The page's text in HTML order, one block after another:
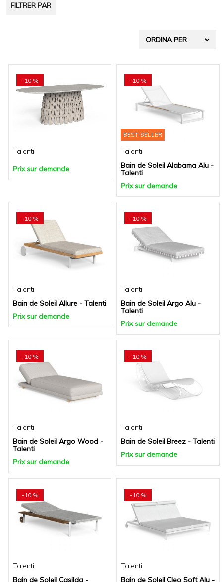
FILTRER PAR
-10 %
Talenti
Prix sur demande
-10 %
BEST-SELLER
Talenti
Bain de Soleil Alabama Alu -
Talenti
Prix sur demande
-10 %
Talenti
Bain de Soleil Allure - Talenti
Prix sur demande
-10 %
Talenti
Bain de Soleil Argo Alu -
Talenti
Prix sur demande
-10 %
Talenti
Bain de Soleil Argo Wood -
Talenti
Prix sur demande
-10 %
Talenti
Bain de Soleil Breez - Talenti
Prix sur demande
-10 %
Talenti
Bain de Soleil Casilda -
-10 %
Talenti
Bain de Soleil Cleo Soft Alu -